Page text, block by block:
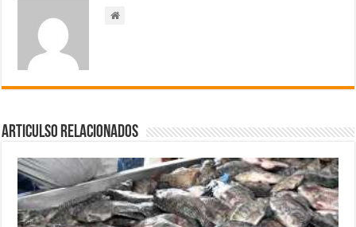
Articulso Relacionados